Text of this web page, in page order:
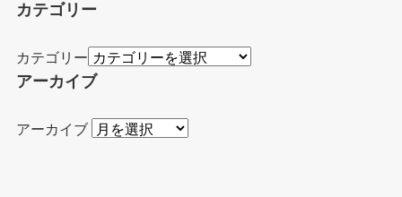
カテゴリー
カテゴリー
アーカイブ
アーカイブ